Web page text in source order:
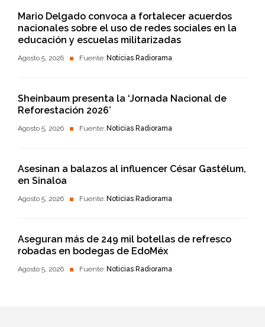
Mario Delgado convoca a fortalecer acuerdos
nacionales sobre el uso de redes sociales en la
educación y escuelas militarizadas
Agosto 5, 2026 Fuente: Noticias Radiorama
Sheinbaum presenta la ‘Jornada Nacional de
Reforestación 2026’
Agosto 5, 2026 Fuente: Noticias Radiorama
Asesinan a balazos al influencer César Gastélum,
en Sinaloa
Agosto 5, 2026 Fuente: Noticias Radiorama
Aseguran más de 249 mil botellas de refresco
robadas en bodegas de EdoMéx
Agosto 5, 2026 Fuente: Noticias Radiorama